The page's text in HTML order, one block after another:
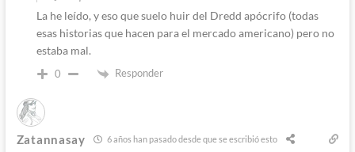
La he leído, y eso que suelo huir del Dredd apócrifo (todas
esas historias que hacen para el mercado americano) pero no
estaba mal.
0 Responder
Zatannasay 6 años han pasado desde que se escribió esto